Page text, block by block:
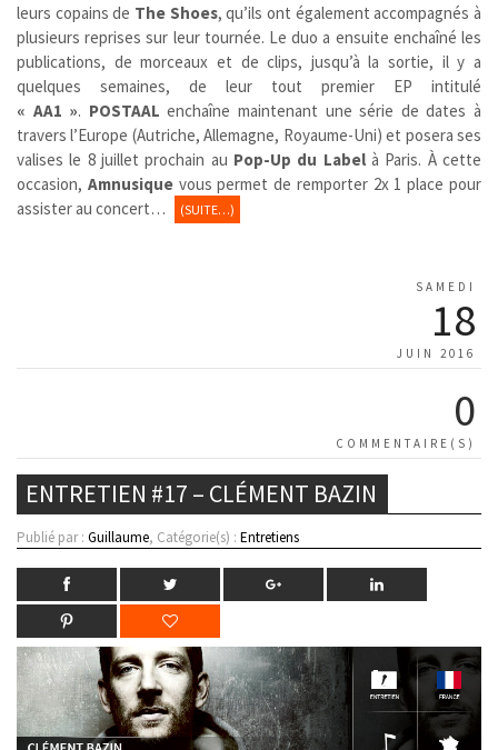
leurs copains de The Shoes, qu’ils ont également accompagnés à
plusieurs reprises sur leur tournée. Le duo a ensuite enchaîné les
publications, de morceaux et de clips, jusqu’à la sortie, il y a
quelques semaines, de leur tout premier EP intitulé
« AA1 ». POSTAAL enchaîne maintenant une série de dates à
travers l’Europe (Autriche, Allemagne, Royaume-Uni) et posera ses
valises le 8 juillet prochain au Pop-Up du Labelà Paris. À cette
occasion, Amnusiquevous permet de remporter 2x 1 place pour
assister au concert…
(SUITE…)
SAMEDI
18
JUIN 2016
0
COMMENTAIRE(S)
ENTRETIEN #17 – CLÉMENT BAZIN
Publié par : Guillaume, Catégorie(s) : Entretiens